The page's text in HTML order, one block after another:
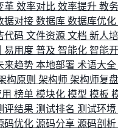
革 效率对比 效率提升 教
据对接 数据库 数据库优化
代码 文件资源 文档 新人
易用度 普及 智能化 智能
来趋势 本地部署 术语大全
构原则 架构师 架构师复盘
榜单 模块化 模型 模板
评结果 测试排名 测试环境
码优化 源码分享 源码剖析